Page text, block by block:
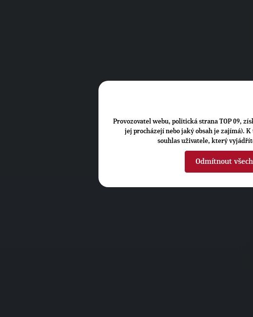
Provozovatel webu, politická strana TOP 09,
jej procházejí nebo jaký obsah je zajímá).
souhlas uživatele, který
Odmítnout